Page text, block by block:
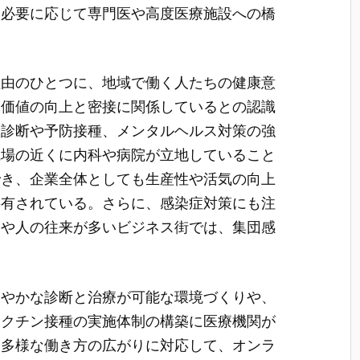
要に応じて専門医や高度医療施設への橋
のひとつに、地域で働く人たちの健康意
値の向上と密接に関係しているとの認識
断や予防接種、メンタルヘルス対策の強
の近くに内科や病院が立地していること
、企業全体としても生産性や活気の向上
されている。さらに、感染症対策にも注
人の往来が多いビジネス街では、集団感
かな診断と治療が可能な環境づくりや、
チン接種の実施体制の構築に医療機関が
様な働き方の広がりに対応して、オンラ